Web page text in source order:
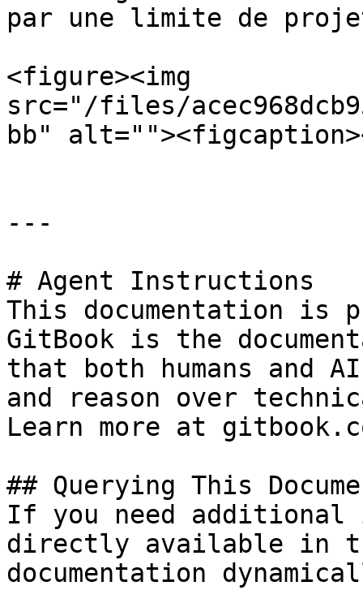
par une limite de
<figure><img
src="/files/
bb"
---
# Agent Instructions
This documentation is
GitBook is the
that both humans and
and reason over
Learn more at
## Querying This
If you need
directly available in
documentation